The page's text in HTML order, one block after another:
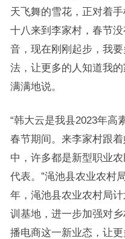
天飞舞的雪花，正对着
十八来到李家村，春节
音，现在刚刚起步，我
法，让更多的人知道我
满满地说。
“韩大云是我县2023年高
春节期间。来李家村跟
中，许多都是新型职业
代表。”渑池县农业农村
年，渑池县农业农村局
训基地，进一步加强对
播电商这一新业态，让